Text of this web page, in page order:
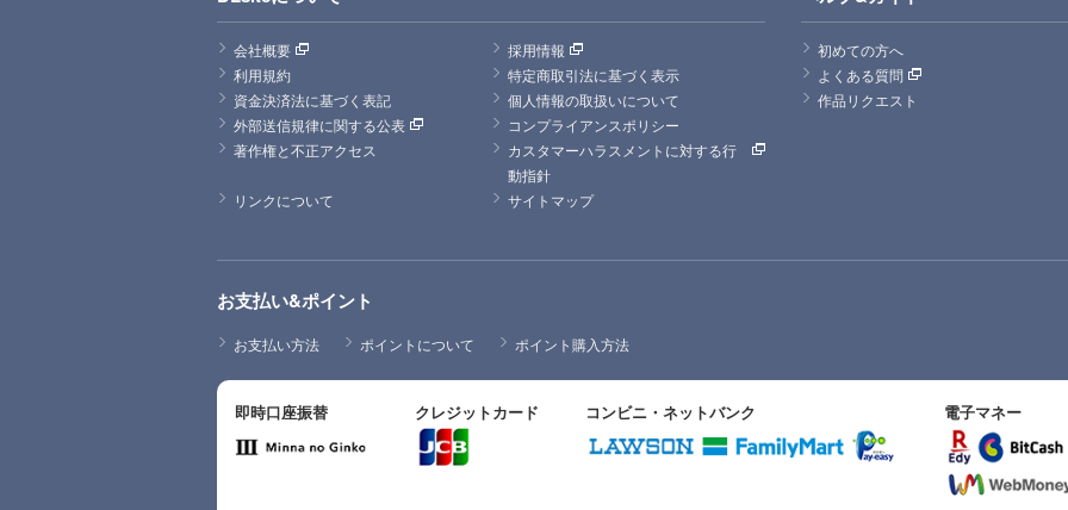
会社概要
採用情報
利用規約
特定商取引法に基づく表示
資金決済法に基づく表記
個人情報の取扱いについて
外部送信規律に関する公表
コンプライアンスポリシー
著作権と不正アクセス
カスタマーハラスメントに対する行
動指針
リンクについて
サイトマップ
初めての方へ
よくある質問
作品リクエスト
お支払い&ポイント
お支払い方法 ポイントについて ポイント購入方法
即時口座振替 クレジットカード コンビニ・ネットバンク 電子マネー